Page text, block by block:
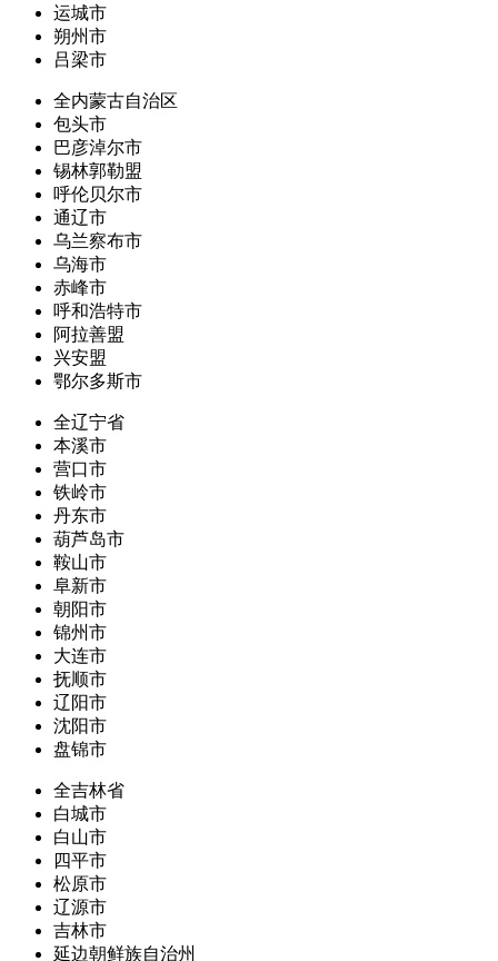
运城市
朔州市
吕梁市
全内蒙古自治区
包头市
巴彦淖尔市
锡林郭勒盟
呼伦贝尔市
通辽市
乌兰察布市
乌海市
赤峰市
呼和浩特市
阿拉善盟
兴安盟
鄂尔多斯市
全辽宁省
本溪市
营口市
铁岭市
丹东市
葫芦岛市
鞍山市
阜新市
朝阳市
锦州市
大连市
抚顺市
辽阳市
沈阳市
盘锦市
全吉林省
白城市
白山市
四平市
松原市
辽源市
吉林市
延边朝鲜族自治州